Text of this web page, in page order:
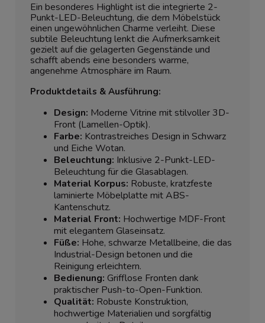
Ein besonderes Highlight ist die integrierte 2-
Punkt-LED-Beleuchtung, die dem Möbelstück
einen ungewöhnlichen Charme verleiht. Diese
subtile Beleuchtung lenkt die Aufmerksamkeit
gezielt auf die gelagerten Gegenstände und
schafft abends eine besonders warme,
angenehme Atmosphäre im Raum.
Produktdetails & Ausführung:
Design: Moderne Vitrine mit stilvoller 3D-
Front (Lamellen-Optik).
Farbe: Kontrastreiches Design in Schwarz
und Eiche Wotan.
Beleuchtung: Inklusive 2-Punkt-LED-
Beleuchtung für die Glasablagen.
Material Korpus: Robuste, kratzfeste
laminierte Möbelplatte mit ABS-
Kantenschutz.
Material Front: Hochwertige MDF-Front
mit elegantem Glaseinsatz.
Füße: Hohe, schwarze Metallbeine, die das
Industrial-Design betonen und die
Reinigung erleichtern.
Bedienung: Grifflose Fronten dank
praktischer Push-to-Open-Funktion.
Qualität: Robuste Konstruktion,
hochwertige Materialien und sorgfältig